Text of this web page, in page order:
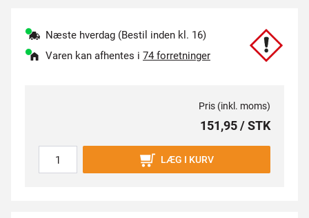
Næste hverdag (Bestil inden kl. 16)
Varen kan afhentes i 74 forretninger
Pris (inkl. moms)
151,95 / STK
LÆG I KURV